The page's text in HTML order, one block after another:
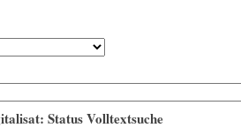
Status Volltextsuche